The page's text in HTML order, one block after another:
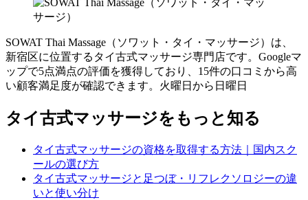
SOWAT Thai Massage（ソワット・タイ・マッサージ）は、
新宿区に位置するタイ古式マッサージ専門店です。Googleマ
ップで5点満点の評価を獲得しており、15件の口コミから高
い顧客満足度が確認できます。火曜日から日曜日
タイ古式マッサージをもっと知る
タイ古式マッサージの資格を取得する方法｜国内スク
ールの選び方
タイ古式マッサージと足つぼ・リフレクソロジーの違
いと使い分け